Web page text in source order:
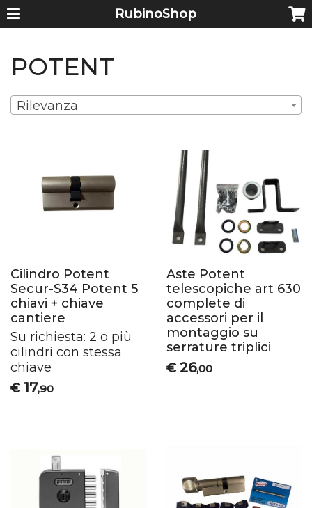
RubinoShop
POTENT
Rilevanza
Cilindro Potent
Secur-S34 Potent 5
chiavi + chiave
cantiere
Su richiesta: 2 o più
cilindri con stessa
chiave
€ 17,90
Aste Potent
telescopiche art 630
complete di
accessori per il
montaggio su
serrature triplici
€ 26,00